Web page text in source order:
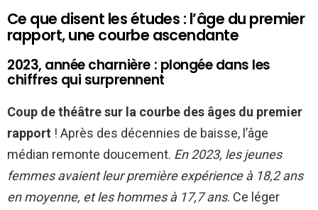
Ce que disent les études : l’âge du premier
rapport, une courbe ascendante
2023, année charnière : plongée dans les
chiffres qui surprennent
Coup de théâtre sur la courbe des âges du premier
rapport ! Après des décennies de baisse, l’âge
médian remonte doucement. En 2023, les jeunes
femmes avaient leur première expérience à 18,2 ans
en moyenne, et les hommes à 17,7 ans. Ce léger